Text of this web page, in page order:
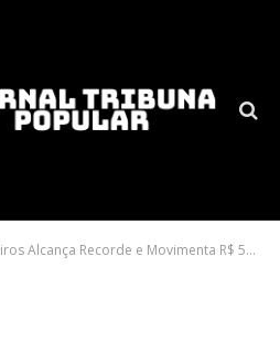
e Movimenta R$ 5,2 Bilhões na Economia Brasileira